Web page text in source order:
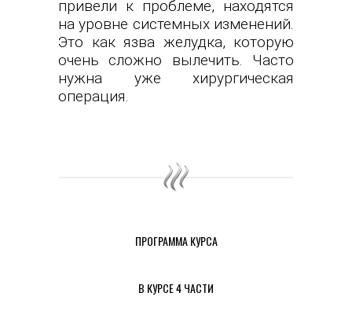
привели к проблеме, находятся
на уровне системных изменений.
Это как язва желудка, которую
очень сложно вылечить. Часто
нужна уже хирургическая
операция.
ПРОГРАММА КУРСА
В КУРСЕ 4 ЧАСТИ